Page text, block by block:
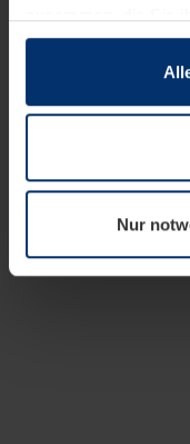
sie im Rahmen
wenn diese für den
notwendig sind. Für
wir Ihre Erlaubnis.
widerrufen.
Nur